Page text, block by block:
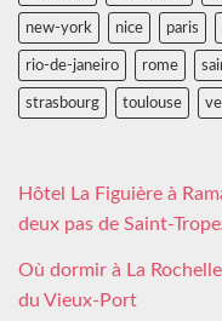
new-york nice paris
rio-de-janeiro rome
strasbourg toulouse
Hôtel La Figuière à
deux pas de Saint-
Où dormir à La
du Vieux-Port